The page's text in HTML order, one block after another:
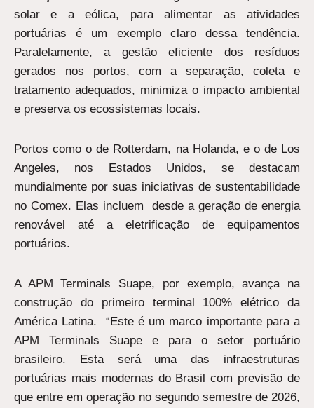
solar e a eólica, para alimentar as atividades
portuárias é um exemplo claro dessa tendência.
Paralelamente, a gestão eficiente dos resíduos
gerados nos portos, com a separação, coleta e
tratamento adequados, minimiza o impacto ambiental
e preserva os ecossistemas locais.
Portos como o de Rotterdam, na Holanda, e o de Los
Angeles, nos Estados Unidos, se destacam
mundialmente por suas iniciativas de sustentabilidade
no Comex. Elas incluem desde a geração de energia
renovável até a eletrificação de equipamentos
portuários.
A APM Terminals Suape, por exemplo, avança na
construção do primeiro terminal 100% elétrico da
América Latina. “Este é um marco importante para a
APM Terminals Suape e para o setor portuário
brasileiro. Esta será uma das infraestruturas
portuárias mais modernas do Brasil com previsão de
que entre em operação no segundo semestre de 2026,